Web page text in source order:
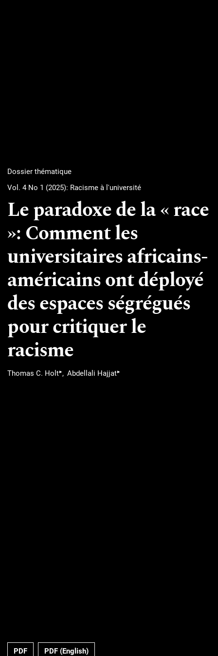
Dossier thématique
Vol. 4 No 1 (2025): Racisme à l'université
Le paradoxe de la « race
»: Comment les
universitaires africains-
américains ont déployé
des espaces ségrégués
pour critiquer le
racisme
Thomas C. Holt▸ Abdellali Hajjat▸
PDF PDF (English)